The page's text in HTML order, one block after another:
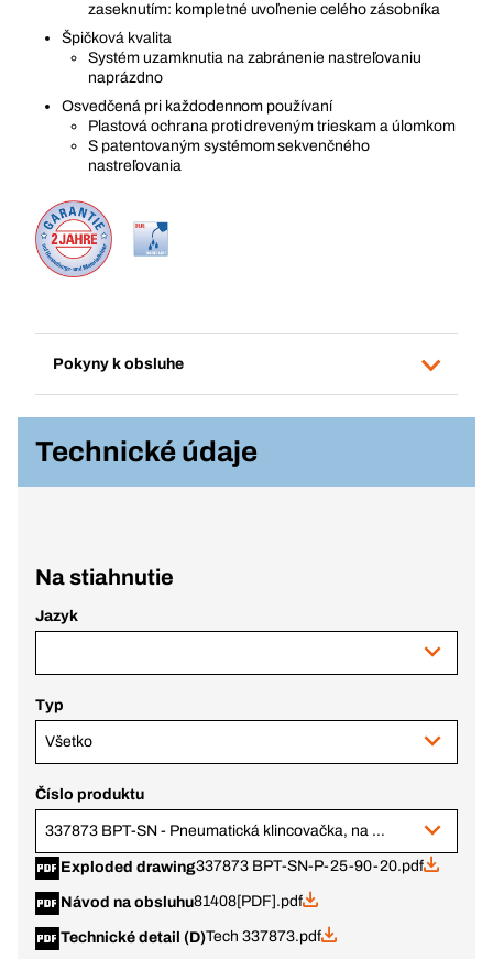
zaseknutím: kompletné uvoľnenie celého zásobníka
Špičková kvalita
Systém uzamknutia na zabránenie nastreľovaniu
naprázdno
Osvedčená pri každodennom používaní
Plastová ochrana proti dreveným trieskam a úlomkom
S patentovaným systémom sekvenčného
nastreľovania
Pokyny k obsluhe
Technické údaje
Na stiahnutie
Jazyk
Typ
Všetko
Číslo produktu
337873 BPT-SN - Pneumatická klincovačka, na pásy P25-90-20
Exploded drawing337873 BPT-SN-P-25-90-20.pdf
Návod na obsluhu81408[PDF].pdf
Technické detail (D)Tech 337873.pdf